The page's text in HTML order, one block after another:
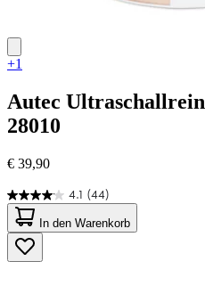
+1
Autec
28010
€ 39,90
4.1 (44)
4.1
von
5
Sternen.
44
In den Warenkorb